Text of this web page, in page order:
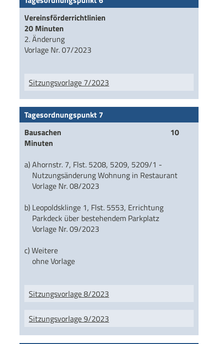
Vereinsförderrichtlinien
20 Minuten
2. Änderung
Vorlage Nr. 07/2023
Sitzungsvorlage 7/2023
Tagesordnungspunkt 7
Bausachen 10
Minuten
a) Ahornstr. 7, Flst. 5208, 5209, 5209/1 -
Nutzungsänderung Wohnung in Restaurant
Vorlage Nr. 08/2023
b) Leopoldsklinge 1, Flst. 5553, Errichtung
Parkdeck über bestehendem Parkplatz
Vorlage Nr. 09/2023
c) Weitere
ohne Vorlage
Sitzungsvorlage 8/2023
Sitzungsvorlage 9/2023